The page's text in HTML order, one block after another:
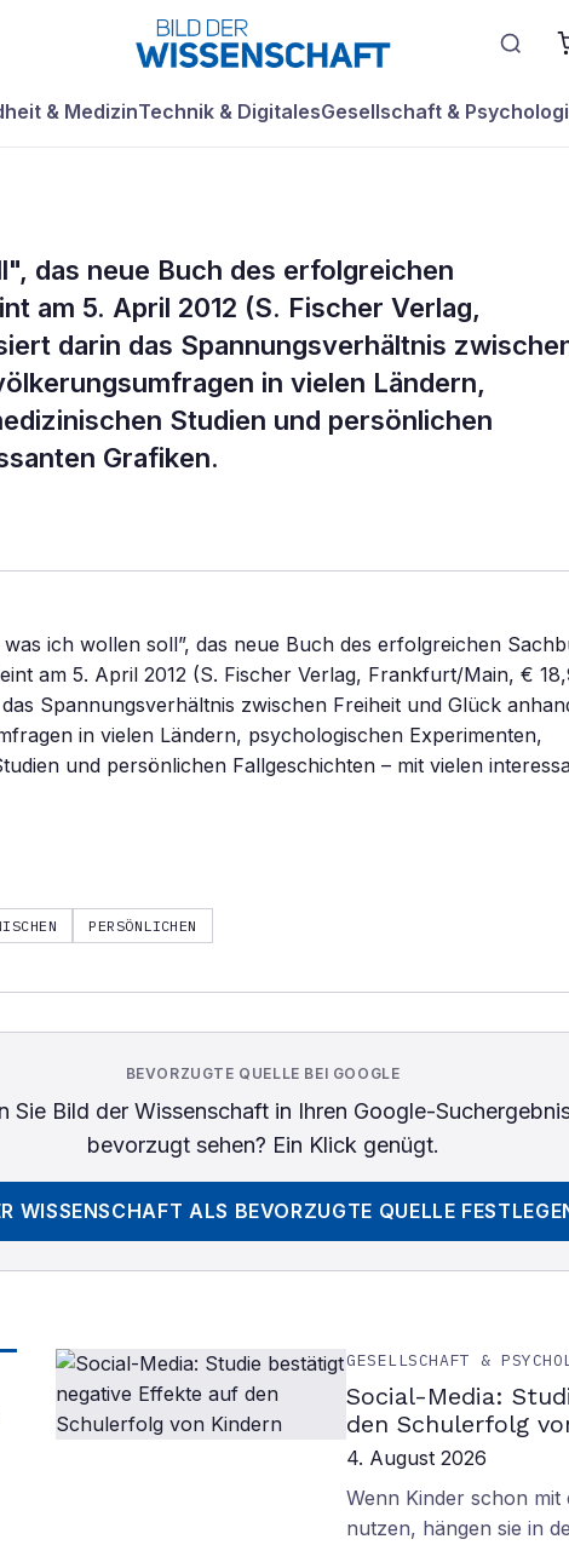
& MedizinTechnik & DigitalesGesellschaft &
das neue Buch des erfolgreichen
am 5. April 2012 (S. Fischer Verlag,
darin das Spannungsverhältnis
in vielen Ländern,
Studien und persönlichen
Grafiken.
ich wollen soll”, das neue Buch des erfolgreichen
am 5. April 2012 (S. Fischer Verlag, Frankfurt/Main, €
Spannungsverhältnis zwischen Freiheit und Glück
in vielen Ländern, psychologischen Experimenten,
und persönlichen Fallgeschichten – mit vielen
PERSÖNLICHEN
BEVORZUGTE QUELLE BEI GOOGLE
Sie Bild der Wissenschaftin Ihren Google-
bevorzugt sehen? Ein Klick genügt.
WISSENSCHAFT ALS BEVORZUGTE QUELLE
GESELLSCHAFT &
Social-Media:
den Schulerfolg
4. August 2026
Wenn Kinder schon
nutzen, hängen sie in